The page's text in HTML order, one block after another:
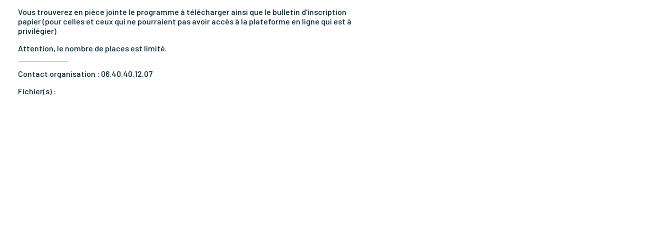
Vous trouverez en pièce jointe le programme à télécharger ainsi que le bulletin d'inscription
papier (pour celles et ceux qui ne pourraient pas avoir accès à la plateforme en ligne qui est à
privilégier)
Attention, le nombre de places est limité.
Contact organisation : 06.40.40.12.07
Fichier(s) :